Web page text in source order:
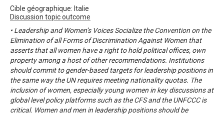
Cible géographique: Italie
Discussion topic outcome
• Leadership and Women’s Voices Socialize the Convention on the
Elimination of all Forms of Discrimination Against Women that
asserts that all women have a right to hold political offices, own
property among a host of other recommendations. Institutions
should commit to gender-based targets for leadership positions in
the same way the UN requires meeting nationality quotas. The
inclusion of women, especially young women in key discussions at
global level policy platforms such as the CFS and the UNFCCC is
critical. Women and men in leadership positions should be